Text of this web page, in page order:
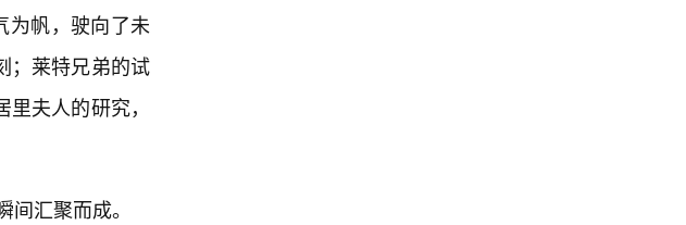
为帆，驶向了未
；莱特兄弟的试
夫人的研究，
汇聚而成。